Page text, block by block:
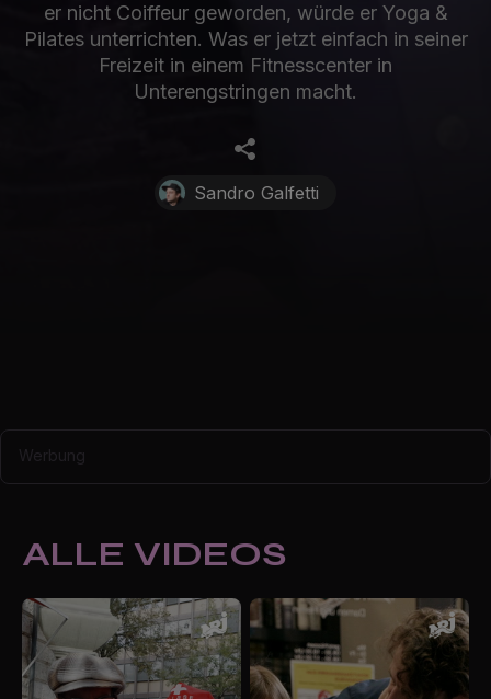
er nicht Coiffeur geworden, würde er Yoga &
Pilates unterrichten. Was er jetzt einfach in seiner
Freizeit in einem Fitnesscenter in
Unterengstringen macht.
Sandro Galfetti
Werbung
ALLE VIDEOS